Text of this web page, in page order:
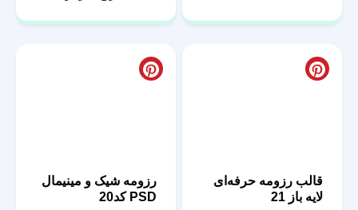
قالب رزومه حرفه‌ای
لایه باز 21
رزومه شیک و مینیمال
PSD کد20